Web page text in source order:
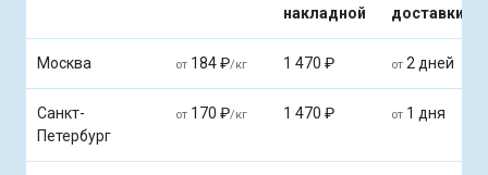
накладной
доставки
Москва от 184 ₽/кг 1 470 ₽ от 2 дней
Санкт-
Петербург
от 170 ₽/кг 1 470 ₽ от 1 дня